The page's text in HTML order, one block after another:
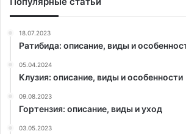
18.07.2023
Ратибида: описание, виды и
05.04.2024
Клузия: описание, виды и особенности
09.08.2023
Гортензия: описание, виды и уход
03.05.2023